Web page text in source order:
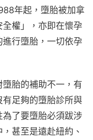
年起，墮胎被加拿
權」，亦即在懷孕
行墮胎，一切依孕
胎的補助不一，有
足夠的墮胎診所與
了要墮胎必須跋涉
甚至是遠赴紐約、